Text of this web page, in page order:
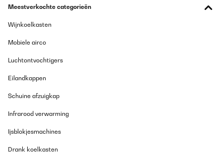
Meestverkochte categorieën
Wijnkoelkasten
Mobiele airco
Luchtontvochtigers
Eilandkappen
Schuine afzuigkap
Infrarood verwarming
Ijsblokjesmachines
Drank koelkasten